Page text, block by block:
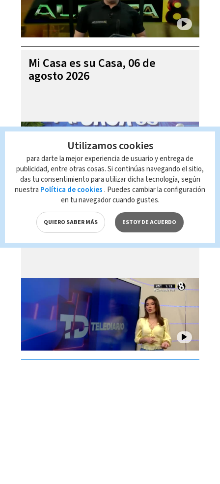
Mi Casa es su Casa, 06 de
agosto 2026
Telediario En Directo con Paula
Brenes, 06 de agosto 2026
Utilizamos cookies
para darte la mejor experiencia de usuario y entrega de
publicidad, entre otras cosas. Si continúas navegando el sitio,
das tu consentimiento para utilizar dicha tecnología, según
nuestra Política de cookies . Puedes cambiar la configuración
en tu navegador cuando gustes.
QUIERO SABER MÁS ESTOY DE ACUERDO